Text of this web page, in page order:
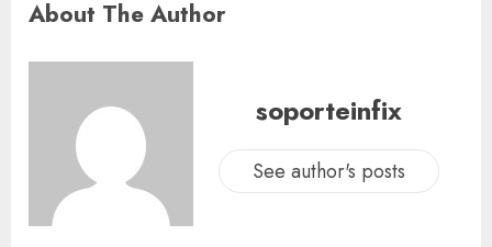
About The Author
soporteinfix
See author's posts